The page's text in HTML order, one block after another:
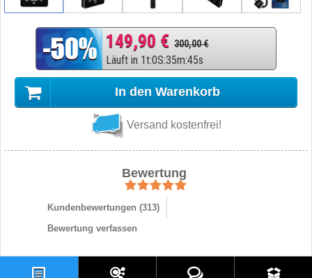
149,90 € 300,00 €
Läuft in 1t:0S:35m:44s
In den Warenkorb
Versand kostenfrei!
Bewertung
Kundenbewertungen (313)
Bewertung verfassen